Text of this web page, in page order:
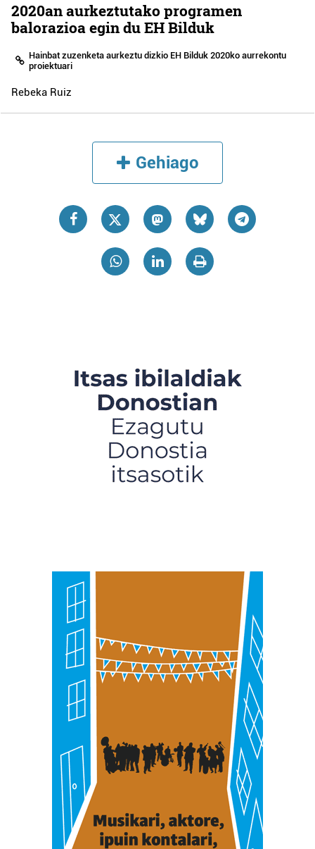
2020an aurkeztutako programen
balorazioa egin du EH Bilduk
Hainbat zuzenketa aurkeztu dizkio EH Bilduk 2020ko aurrekontu
proiektuari
Rebeka Ruiz
Gehiago